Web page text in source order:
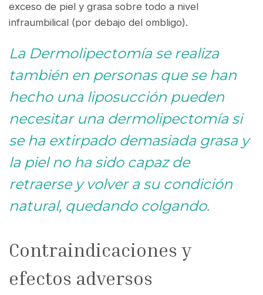
exceso de piel y grasa sobre todo a nivel
infraumbilical (por debajo del ombligo).
La Dermolipectomía se realiza
también en personas que se han
hecho una liposucción pueden
necesitar una dermolipectomía si
se ha extirpado demasiada grasa y
la piel no ha sido capaz de
retraerse y volver a su condición
natural, quedando colgando.
Contraindicaciones y
efectos adversos